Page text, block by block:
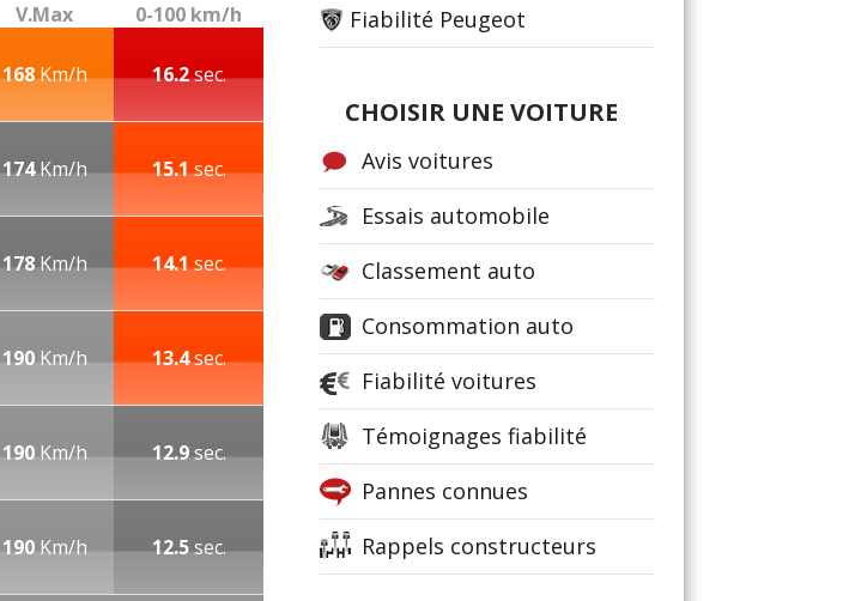
V.Max
0-100 km/h
168Km/h 16.2sec.
174Km/h 15.1sec.
178Km/h 14.1sec.
190Km/h 13.4sec.
190Km/h 12.9sec.
190Km/h 12.5sec.
Fiabilité Peugeot
CHOISIR UNE VOITURE
Avis voitures
Essais automobile
Classement auto
Consommation auto
Fiabilité voitures
Témoignages fiabilité
Pannes connues
Rappels constructeurs